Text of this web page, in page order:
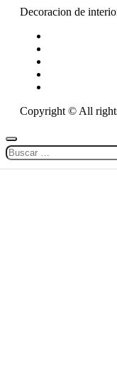
Decoracion de
Copyright © All
Buscar: